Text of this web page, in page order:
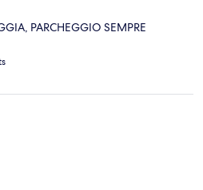
PARCHEGGIO SEMPRE